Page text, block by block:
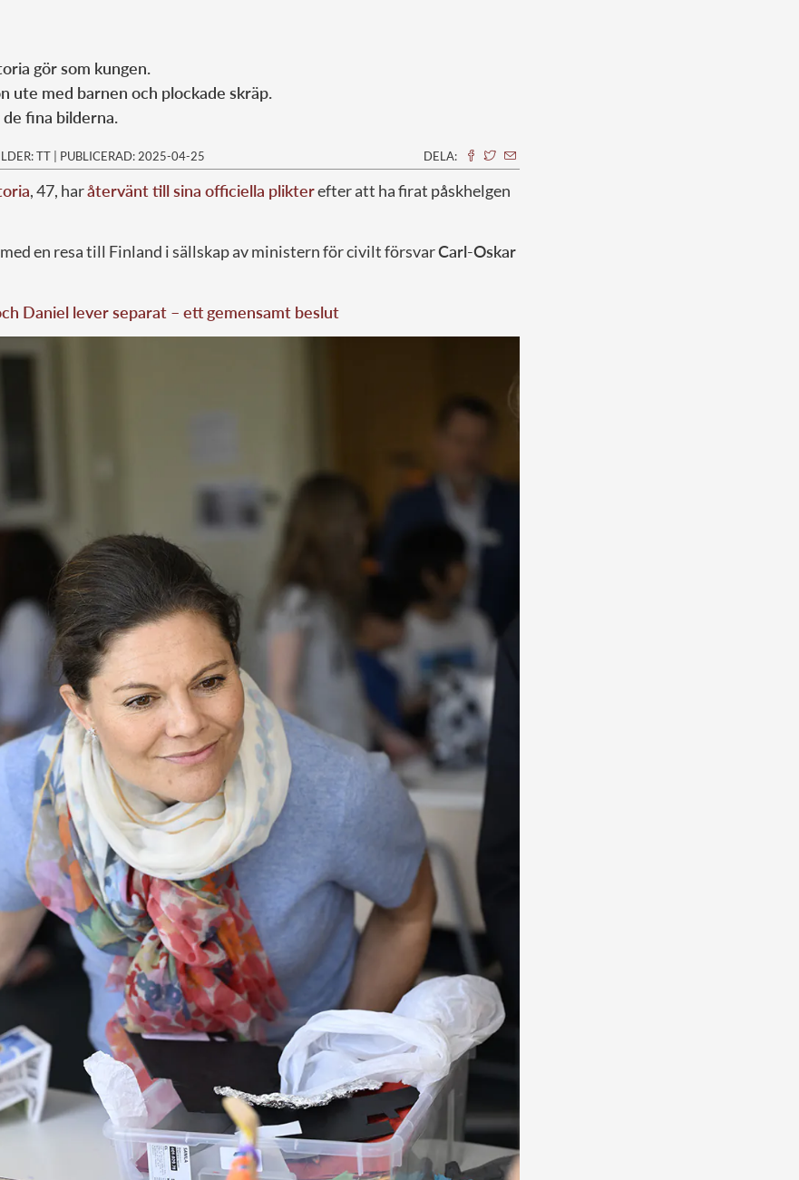
gör som kungen.
ute med barnen och plockade skräp.
fina bilderna.
TT | PUBLICERAD: 2025-04-25 DELA:
, 47, haråtervänt till sina officiella plikterefter att ha firat påskhelgen
en resa till Finland i sällskap av ministern för civilt försvarCarl-Oskar
Daniel lever separat – ett gemensamt beslut